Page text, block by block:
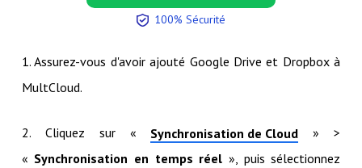
100% Sécurité
1. Assurez-vous d'avoir ajouté Google Drive et Dropbox à
MultCloud.
2. Cliquez sur « Synchronisation de Cloud » >
« Synchronisation en temps réel », puis sélectionnez